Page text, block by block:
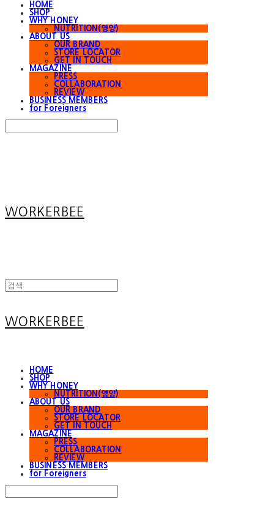
HOME
SHOP
WHY HONEY
NUTRITION(영양)
ABOUT US
OUR BRAND
STORE LOCATOR
GET IN TOUCH
MAGAZINE
PRESS
COLLABORATION
REVIEW
BUSINESS MEMBERS
for Foreigners
WORKERBEE
WORKERBEE
HOME
SHOP
WHY HONEY
NUTRITION(영양)
ABOUT US
OUR BRAND
STORE LOCATOR
GET IN TOUCH
MAGAZINE
PRESS
COLLABORATION
REVIEW
BUSINESS MEMBERS
for Foreigners